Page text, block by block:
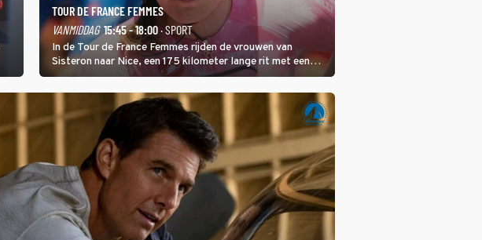
TOUR DE FRANCE FEMMES
VANMIDDAG 15:45 - 18:00· SPORT
In de Tour de France Femmes rijden de vrouwen van
Sisteron naar Nice, een 175 kilometer lange rit met een
geleidelijke klim in het midden. Dat is mogelijk niet de
zwaarste hindernis, dat is de temperatuur. Het kan in Nice
namelijk bloedheet worden.